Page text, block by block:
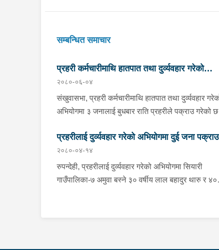
सम्बन्धित समाचार
प्रहरी कर्मचारीमाथि हातपात तथा दुर्व्यवहार गरेको
अभियोगमा तीन जना पक्राउ
२०८०-०६-०४
संखुवासभा, प्रहरी कर्मचारीमाथि हातपात तथा दुर्व्यवहार
अभियोगमा ३ जनालाई बुधबार राति प्रहरीले पक्राउ गरेको
३२ वर्षीय महेश कटुवाल, २९ वर्षीय बसन्त कटुवाल र २४ वर्षीय
बिष्णु कटुवाल रहेका छन् । पाँचखपन नगरपालिका-७ विहीवारे
बजारमा उनीहरुले मादक पदार्थ सेवन गरी हो-हल्ला गरिरहेको
भन्ने खबर प्राप्त हुनासाथ ईलाका प्रहरी कार्यालय वानाबाट
प्रहरीलाई दुर्व्यवहार गरेको अभियोगमा दुई जना पक्राउ
२०८०-०४-१४
रुपन्देही, प्रहरीलाई दुर्व्यवहार गरेको अभियोगमा सियारी
गाउँपालिका-७ अमुवा बस्ने ३० वर्षीय लाल बहादुर थारु र ४०